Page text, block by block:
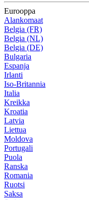
Eurooppa
Alankomaat
Belgia (FR)
Belgia (NL)
Belgia (DE)
Bulgaria
Espanja
Irlanti
Iso-Britannia
Italia
Kreikka
Kroatia
Latvia
Liettua
Moldova
Portugali
Puola
Ranska
Romania
Ruotsi
Saksa